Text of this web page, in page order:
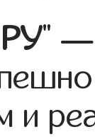
" —
и